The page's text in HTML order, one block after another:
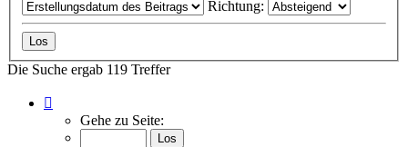
Richtung:
Die Suche ergab 119 Treffer
von
Gehe zu Seite: